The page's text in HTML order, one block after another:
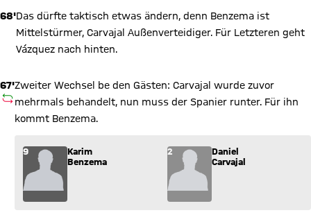
68'Das dürfte taktisch etwas ändern, denn Benzema ist
Mittelstürmer, Carvajal Außenverteidiger. Für Letzteren geht
Vázquez nach hinten.
67'
AUSWECHSLUNG
Zweiter Wechsel be den Gästen: Carvajal wurde zuvor
mehrmals behandelt, nun muss der Spanier runter. Für ihn
kommt Benzema.
Wechsel: Karim Benzema (9) kommt für Daniel Carvajal (2)
9
Karim
Benzema
2
Daniel
Carvajal